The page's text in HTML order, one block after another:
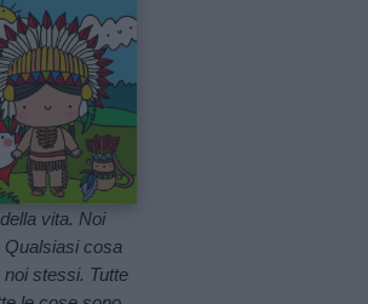
vita. Noi
Qualsiasi cosa
stessi. Tutte